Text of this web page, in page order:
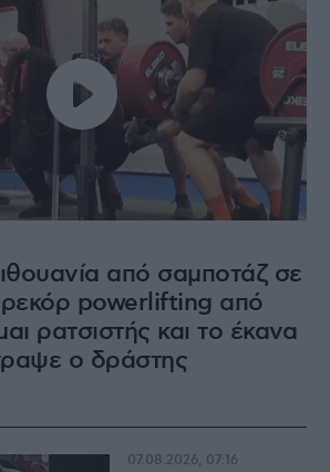
από σαμποτάζ σε
powerlifting από
ρατσιστής και το έκανα
ο δράστης
07.08.2026, 07:16